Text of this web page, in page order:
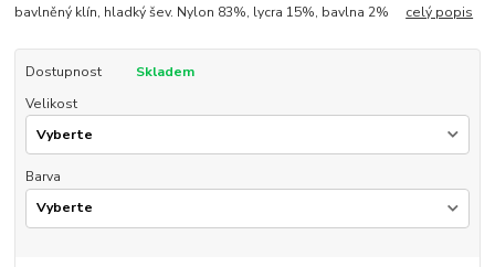
bavlněný klín, hladký šev. Nylon 83%, lycra 15%, bavlna 2% celý popis
Dostupnost
Skladem
Velikost
Barva